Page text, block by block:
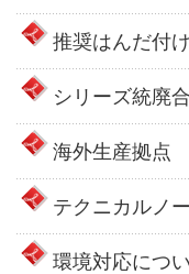
推奨はんだ付
シリーズ統廃合
海外生産拠点
テクニカルノ
環境対応につ